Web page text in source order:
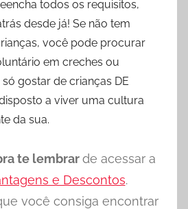
todos os requisitos,
desde já! Se não tem
você pode procurar
em creches ou
gostar de crianças DE
a viver uma cultura
da sua.
te lembrarde acessar a
e Descontos.
você consiga encontrar